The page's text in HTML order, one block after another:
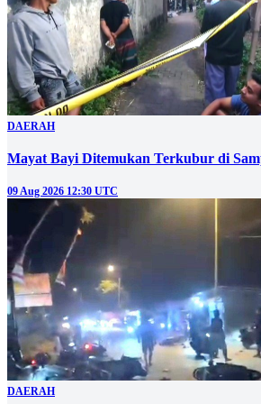
DAERAH
Mayat Bayi Ditemukan Terkubur di
09 Aug 2026 12:30 UTC
DAERAH